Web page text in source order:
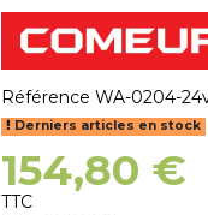
Référence WA-0204-
Derniers articles en stock
154,80 €
TTC